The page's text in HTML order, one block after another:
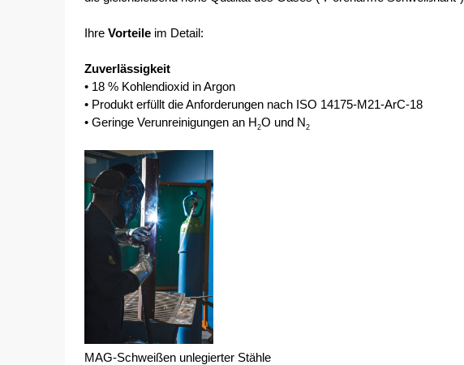
Ihre Vorteile im Detail:
Zuverlässigkeit
• 18 % Kohlendioxid in Argon
• Produkt erfüllt die Anforderungen nach ISO 14175-M21-ArC-18
• Geringe Verunreinigungen an H 2O und N 2
MAG-Schweißen unlegierter Stähle